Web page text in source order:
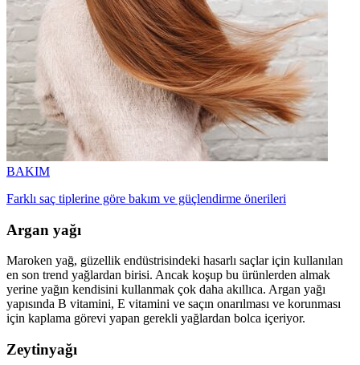
BAKIM
Farklı saç tiplerine göre bakım ve güçlendirme önerileri
Argan yağı
Maroken yağ, güzellik endüstrisindeki hasarlı saçlar için kullanılan
en son trend yağlardan birisi. Ancak koşup bu ürünlerden almak
yerine yağın kendisini kullanmak çok daha akıllıca. Argan yağı
yapısında B vitamini, E vitamini ve saçın onarılması ve korunması
için kaplama görevi yapan gerekli yağlardan bolca içeriyor.
Zeytinyağı